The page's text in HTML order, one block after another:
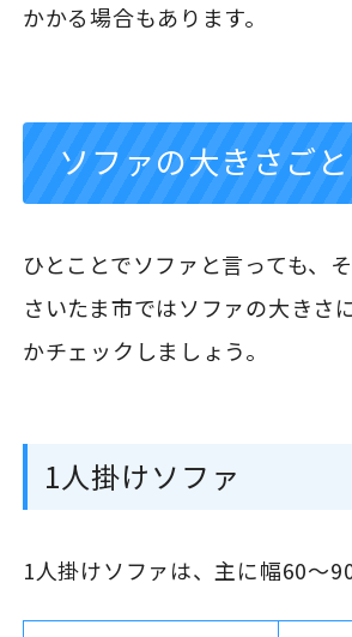
かかる場合もあります。
ソファの大きさご
ひとことでソファと言っても、
さいたま市ではソファの大きさ
かチェックしましょう。
1人掛けソファ
1人掛けソファは、主に幅60～